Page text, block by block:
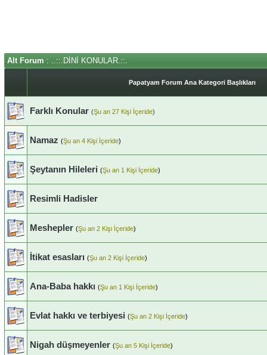
Alt Forum : ..::.DİNİ KONULAR.::.
Papatyam Forum Ana Kategori Başlıkları
Farklı Konular (Şu an 27 Kişi İçeride)
Namaz (Şu an 4 Kişi İçeride)
Şeytanın Hileleri (Şu an 1 Kişi İçeride)
Resimli Hadisler
Meshepler (Şu an 2 Kişi İçeride)
İtikat esasları (Şu an 2 Kişi İçeride)
Ana-Baba hakkı (Şu an 1 Kişi İçeride)
Evlat hakkı ve terbiyesi (Şu an 2 Kişi İçeride)
Nigah düşmeyenler (Şu an 5 Kişi İçeride)